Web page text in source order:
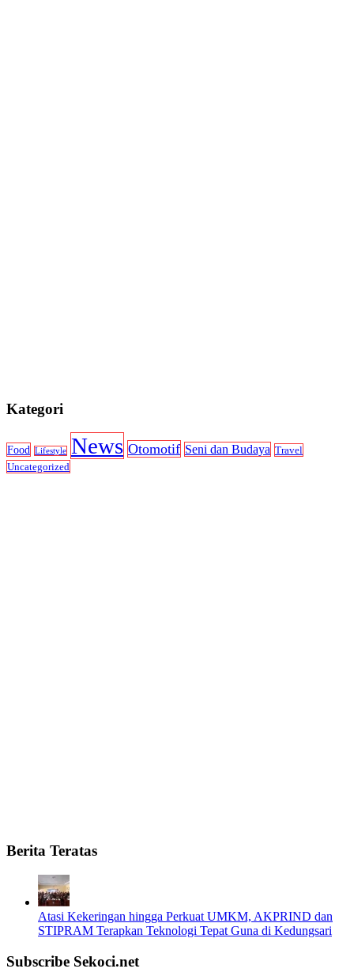
Kategori
Food Lifestyle News Otomotif Seni dan Budaya Travel
Uncategorized
Berita Teratas
Atasi Kekeringan hingga Perkuat UMKM, AKPRIND dan
STIPRAM Terapkan Teknologi Tepat Guna di Kedungsari
Subscribe Sekoci.net